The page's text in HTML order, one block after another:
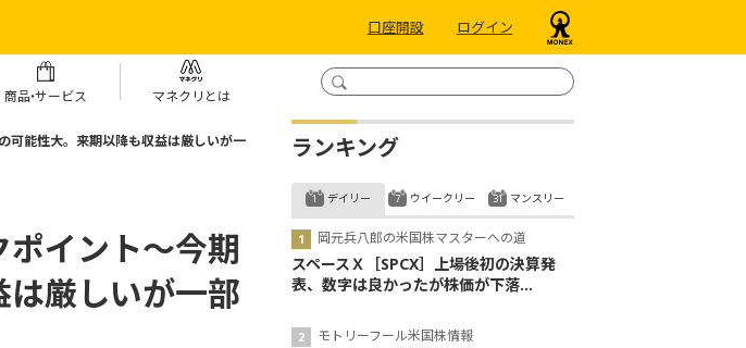
口座開設 ログイン
商品・サービス マネクリとは
可能性大。来期以降も収益は厳しいが一
イント～今期
厳しいが一部
ランキング
デイリー
岡元兵八郎の米国株マスターへの道
スペースＸ［SPCX］上場後初の決算発
表、数字は良かったが株価が下落...
モトリーフール米国株情報
ウイークリー マンスリー